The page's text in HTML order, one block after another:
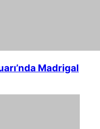
Madrigal